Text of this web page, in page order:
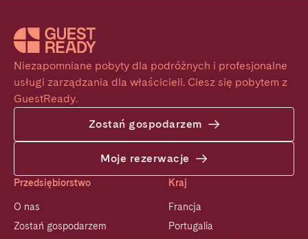
Niezapomniane pobyty dla podróżnych i profesjonalne
usługi zarządzania dla właścicieli. Ciesz się pobytem z
GuestReady.
Zostań gospodarzem
Moje rezerwacje
Przedsiębiorstwo
O nas
Zostań gospodarzem
Kraj
Francja
Portugalia